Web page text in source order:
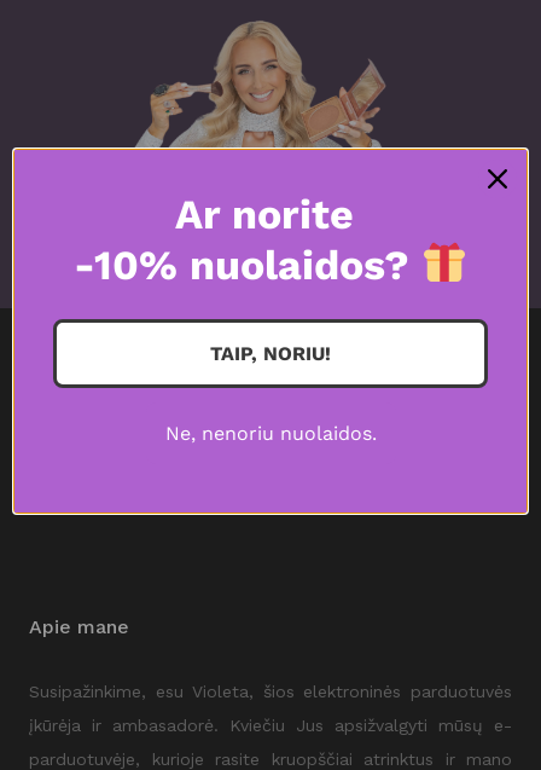
Apie mane
Susipažinkime, esu Violeta, šios elektroninės parduotuvės
įkūrėja ir ambasadorė. Kviečiu Jus apsižvalgyti mūsų e-
parduotuvėje, kurioje rasite kruopščiai atrinktus ir mano
Ar norite
-10% nuolaidos?
TAIP, NORIU!
Ne, nenoriu nuolaidos.